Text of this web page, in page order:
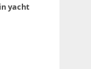
yacht